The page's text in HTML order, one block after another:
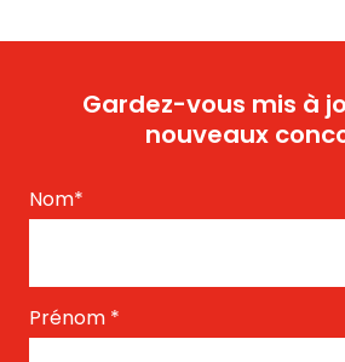
Gardez-vous mis à
nouveaux
Nom*
Prénom *